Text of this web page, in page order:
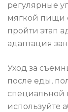
регулярные
мягкой пищи
пройти этап
адаптация
Уход за
после еды,
специальной
используйте